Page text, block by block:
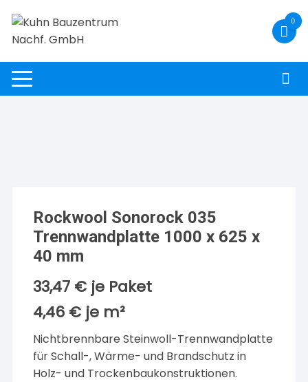
Inhalt
springen
0
Rockwool Sonorock 035
Trennwandplatte 1000 x 625 x
40 mm
33,47 € je Paket
4,46 € je m²
Nichtbrennbare Steinwoll-Trennwandplatte
für Schall-, Wärme- und Brandschutz in
Holz- und Trockenbaukonstruktionen.